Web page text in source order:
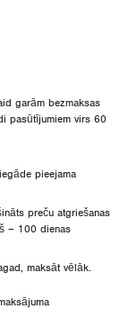
garām bezmaksas
pasūtījumiem virs 60
pieejama
preču atgriešanas
– 100 dienas
maksāt vēlāk.